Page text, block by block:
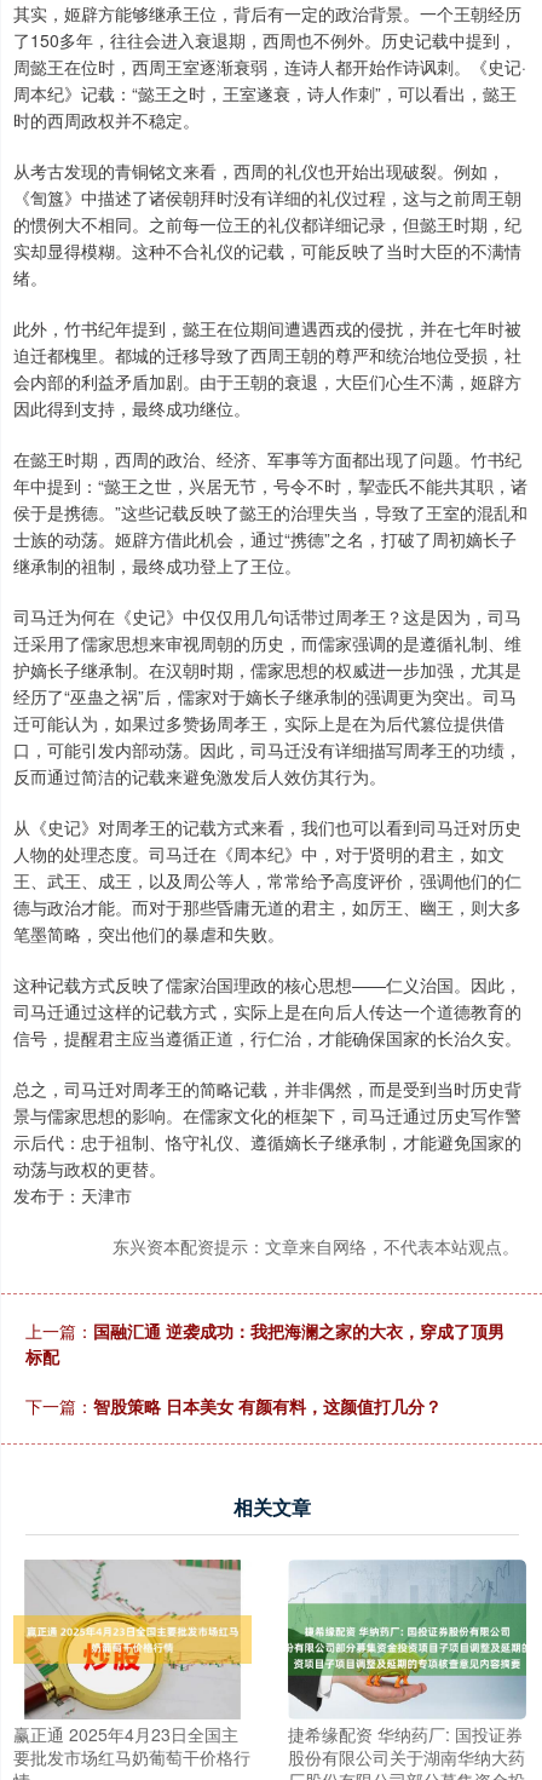
其实，姬辟方能够继承王位，背后有一定的政治背景。一个王朝经历
了150多年，往往会进入衰退期，西周也不例外。历史记载中提到，
周懿王在位时，西周王室逐渐衰弱，连诗人都开始作诗讽刺。《史记·
周本纪》记载：“懿王之时，王室遂衰，诗人作刺”，可以看出，懿王
时的西周政权并不稳定。
从考古发现的青铜铭文来看，西周的礼仪也开始出现破裂。例如，
《訇簋》中描述了诸侯朝拜时没有详细的礼仪过程，这与之前周王朝
的惯例大不相同。之前每一位王的礼仪都详细记录，但懿王时期，纪
实却显得模糊。这种不合礼仪的记载，可能反映了当时大臣的不满情
绪。
此外，竹书纪年提到，懿王在位期间遭遇西戎的侵扰，并在七年时被
迫迁都槐里。都城的迁移导致了西周王朝的尊严和统治地位受损，社
会内部的利益矛盾加剧。由于王朝的衰退，大臣们心生不满，姬辟方
因此得到支持，最终成功继位。
在懿王时期，西周的政治、经济、军事等方面都出现了问题。竹书纪
年中提到：“懿王之世，兴居无节，号令不时，挈壶氏不能共其职，诸
侯于是携德。”这些记载反映了懿王的治理失当，导致了王室的混乱和
士族的动荡。姬辟方借此机会，通过“携德”之名，打破了周初嫡长子
继承制的祖制，最终成功登上了王位。
司马迁为何在《史记》中仅仅用几句话带过周孝王？这是因为，司马
迁采用了儒家思想来审视周朝的历史，而儒家强调的是遵循礼制、维
护嫡长子继承制。在汉朝时期，儒家思想的权威进一步加强，尤其是
经历了“巫蛊之祸”后，儒家对于嫡长子继承制的强调更为突出。司马
迁可能认为，如果过多赞扬周孝王，实际上是在为后代篡位提供借
口，可能引发内部动荡。因此，司马迁没有详细描写周孝王的功绩，
反而通过简洁的记载来避免激发后人效仿其行为。
从《史记》对周孝王的记载方式来看，我们也可以看到司马迁对历史
人物的处理态度。司马迁在《周本纪》中，对于贤明的君主，如文
王、武王、成王，以及周公等人，常常给予高度评价，强调他们的仁
德与政治才能。而对于那些昏庸无道的君主，如厉王、幽王，则大多
笔墨简略，突出他们的暴虐和失败。
这种记载方式反映了儒家治国理政的核心思想——仁义治国。因此，
司马迁通过这样的记载方式，实际上是在向后人传达一个道德教育的
信号，提醒君主应当遵循正道，行仁治，才能确保国家的长治久安。
总之，司马迁对周孝王的简略记载，并非偶然，而是受到当时历史背
景与儒家思想的影响。在儒家文化的框架下，司马迁通过历史写作警
示后代：忠于祖制、恪守礼仪、遵循嫡长子继承制，才能避免国家的
动荡与政权的更替。
发布于：天津市
东兴资本配资提示：文章来自网络，不代表本站观点。
上一篇： 国融汇通 逆袭成功：我把海澜之家的大衣，穿成了顶男
标配
下一篇： 智股策略 日本美女 有颜有料，这颜值打几分？
相关文章
赢正通 2025年4月23日全国主
要批发市场红马奶葡萄干价格行
捷希缘配资 华纳药厂: 国投证券
股份有限公司关于湖南华纳大药